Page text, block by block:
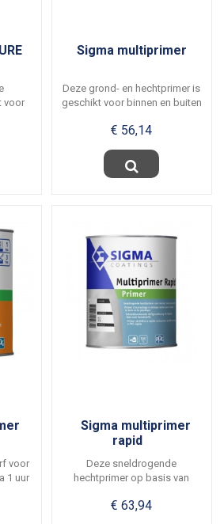
voor
Sigma multiprimer
Deze grond- en hechtprimer is
geschikt voor binnen en buiten
€ 56,14
voor
1 uur
Sigma multiprimer
rapid
Deze sneldrogende
hechtprimer op basis van
€ 63,94